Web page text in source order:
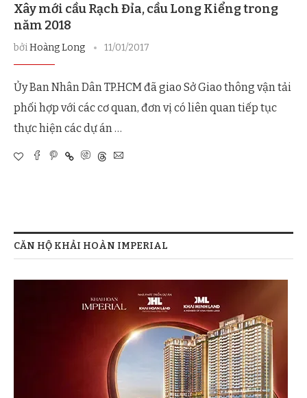
Xây mới cầu Rạch Đỉa, cầu Long Kiểng trong
năm 2018
bởiHoàng Long 11/01/2017
Ủy Ban Nhân Dân TP.HCM đã giao Sở Giao thông vận tải
phối hợp với các cơ quan, đơn vị có liên quan tiếp tục
thực hiện các dự án …
CĂN HỘ KHẢI HOÀN IMPERIAL